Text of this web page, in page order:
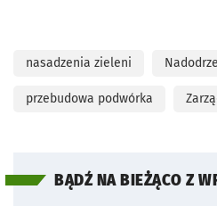
nasadzenia zieleni Nadodrze
przebudowa podwórka
BĄDŹ NA BIEŻĄCO Z